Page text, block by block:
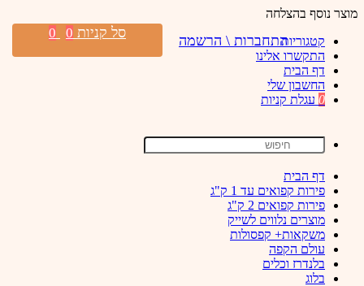
מוצר נוסף בהצלחה
קטגוריות
התקשרו אלינו
דף הבית
החשבון שלי
0 עגלת קניות
דף הבית
פירות קפואים עד 1 ק"ג
פירות קפואים 2 ק"ג
מוצרים נלווים לשייק
משקאות+ קפסולות
עולם הקפה
בלנדרז וכלים
בלוג
התחברות \ הרשמה סל קניות 0
0